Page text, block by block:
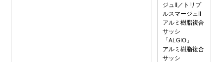
ジュII／トリプ
ルスマージュII
アルミ樹脂複合
サッシ
「ALGIO」
アルミ樹脂複合
サッシ